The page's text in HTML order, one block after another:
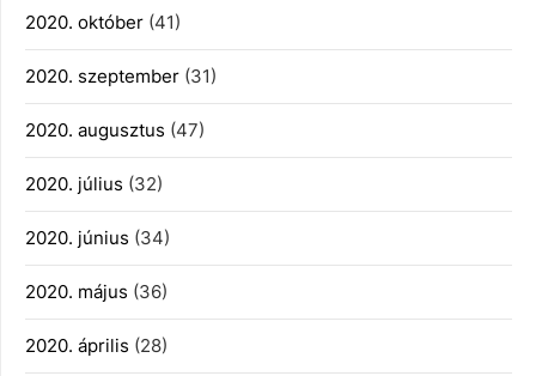
2020. október (41)
2020. szeptember (31)
2020. augusztus (47)
2020. július (32)
2020. június (34)
2020. május (36)
2020. április (28)